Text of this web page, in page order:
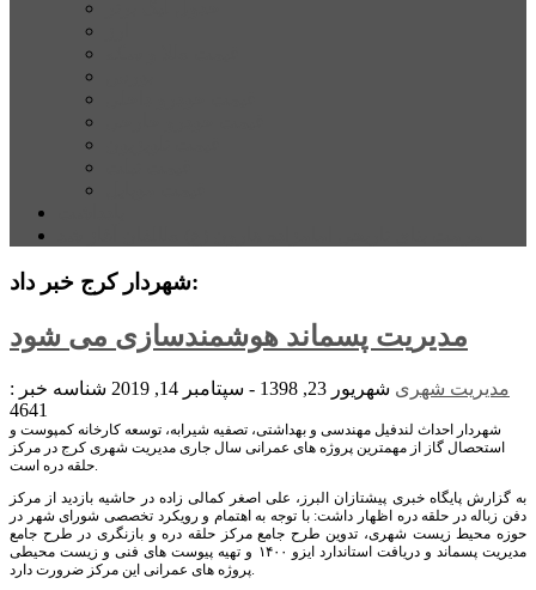
شهردار کرج خبر داد:
مدیریت پسماند هوشمندسازی می شود
مدیریت شهری شهریور 23, 1398 - سپتامبر 14, 2019
شناسه خبر :
4641
شهردار احداث لندفیل مهندسی و بهداشتی، تصفیه شیرابه، توسعه کارخانه کمپوست و
استحصال گاز از مهمترین پروژه های عمرانی سال جاری مدیریت شهری کرج در مرکز
حلقه دره است.
به گزارش پایگاه خبری پیشتازان البرز، علی اصغر کمالی زاده در حاشیه بازدید از مرکز
دفن زباله در حلقه دره اظهار داشت: با توجه به اهتمام و رویکرد تخصصی شورای شهر در
حوزه محیط زیست شهری، تدوین طرح جامع مرکز حلقه دره و بازنگری در طرح جامع
مدیریت پسماند و دریافت استاندارد ایزو ۱۴۰۰ و تهیه پیوست های فنی و زیست محیطی
پروژه های عمرانی این مرکز ضرورت دارد.